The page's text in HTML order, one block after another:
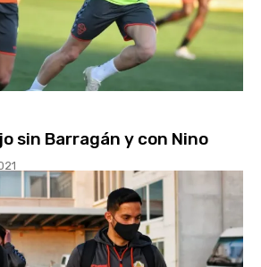
sin Barragán y con Nino